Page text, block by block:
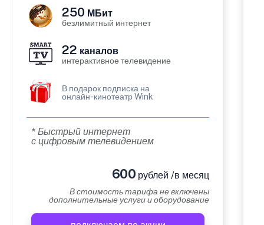
250 МБит
безлимитный интернет
22 каналов
интерактивное телевидение
В подарок подписка на
онлайн-кинотеатр Wink
* Быстрый интернет
с цифровым телевидением
600 рублей /в месяц
В стоимость тарифа не включены
дополнительные услуги и оборудование